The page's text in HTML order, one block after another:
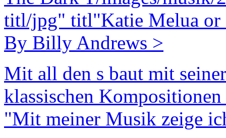
titl/jpg" titl"Katie Melua or
By Billy Andrews >
Mit all den s baut mit
klassischen
"Mit meiner Musik zeige